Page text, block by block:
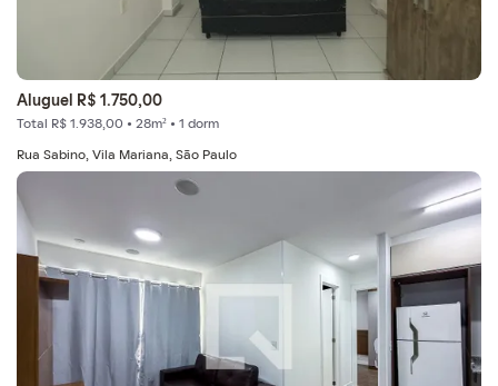
Aluguel R$ 1.750,00
Total R$ 1.938,00 • 28m² • 1 dorm
Rua Sabino, Vila Mariana, São Paulo